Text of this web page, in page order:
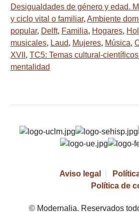
Desigualdades de género y edad.
y ciclo vital o familiar, Ambiente
popular, Delft, Familia, Hogares,
musicales, Laud, Mujeres, Música,
XVII , TC5: Temas cultural-
mentalidad
Aviso legal
Política de
© Modernalia. Reservados